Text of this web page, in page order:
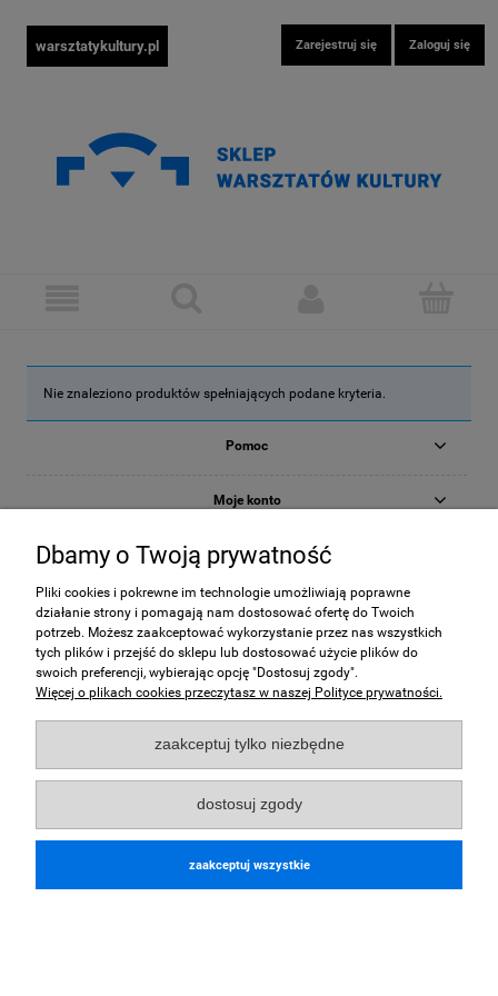
Zarejestruj się Zaloguj się
warsztatykultury.pl
Nie znaleziono produktów spełniających podane kryteria.
Pomoc
Moje konto
Płatności i dostawa
Informacje
O nas
pokaż pełną wersję strony
Sklep internetowy Shoper.pl
Dbamy o Twoją prywatność
Pliki cookies i pokrewne im technologie umożliwiają poprawne
działanie strony i pomagają nam dostosować ofertę do Twoich
potrzeb. Możesz zaakceptować wykorzystanie przez nas wszystkich
tych plików i przejść do sklepu lub dostosować użycie plików do
swoich preferencji, wybierając opcję "Dostosuj zgody".
Więcej o plikach cookies przeczytasz w naszej Polityce prywatności.
zaakceptuj tylko niezbędne
dostosuj zgody
zaakceptuj wszystkie